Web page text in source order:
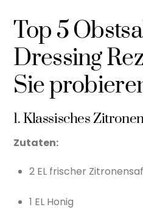
Top 5
Dressing
Sie
1. Klassisches
Zutaten:
2 EL frischer
1 EL Honig